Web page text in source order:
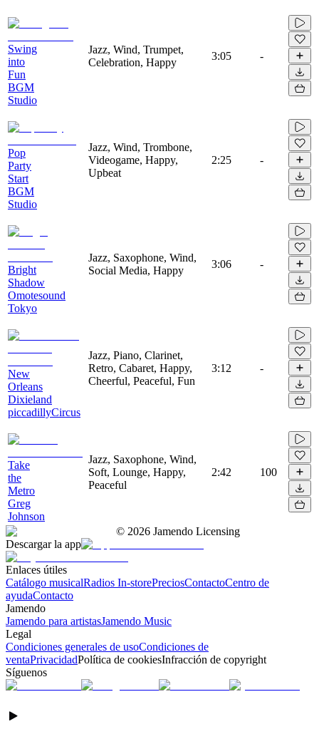
Swing
into
Fun
BGM
Studio
Jazz, Wind, Trumpet,
Celebration, Happy
3:05 -
Pop
Party
Start
BGM
Studio
Jazz, Wind, Trombone,
Videogame, Happy,
Upbeat
2:25 -
Bright
Shadow
Omotesound
Tokyo
Jazz, Saxophone, Wind,
Social Media, Happy
3:06 -
New
Orleans
Dixieland
piccadillyCircus
Jazz, Piano, Clarinet,
Retro, Cabaret, Happy,
Cheerful, Peaceful, Fun
3:12 -
Take
the
Metro
Greg
Johnson
Jazz, Saxophone, Wind,
Soft, Lounge, Happy,
Peaceful
2:42 100
© 2026 Jamendo Licensing
Descargar la app
Enlaces útiles
Catálogo musicalRadios In-storePreciosContactoCentro de
ayudaContacto
Jamendo
Jamendo para artistasJamendo Music
Legal
Condiciones generales de usoCondiciones de
ventaPrivacidadPolítica de cookiesInfracción de copyright
Síguenos